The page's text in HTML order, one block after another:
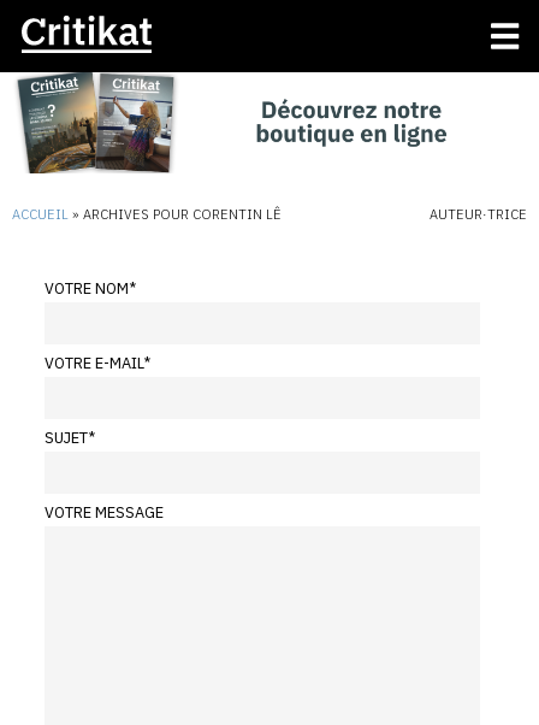
ACCUEIL » ARCHIVES POUR CORENTIN LÊ AUTEUR·TRICE
VOTRE NOM*
VOTRE E-MAIL*
SUJET*
VOTRE MESSAGE